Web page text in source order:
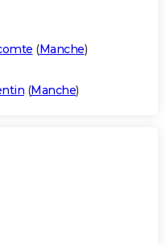
(Manche)
(Manche)